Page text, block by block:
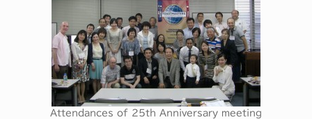
Attendances of 25th Anniversary meeting